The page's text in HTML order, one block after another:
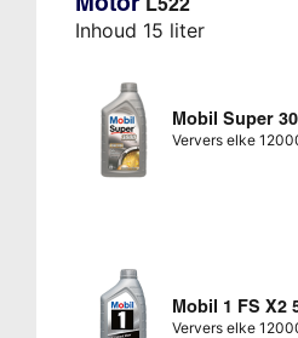
Inhoud 15 liter
Mobil Super
Ververs elke
Mobil 1 FS X2
Ververs elke